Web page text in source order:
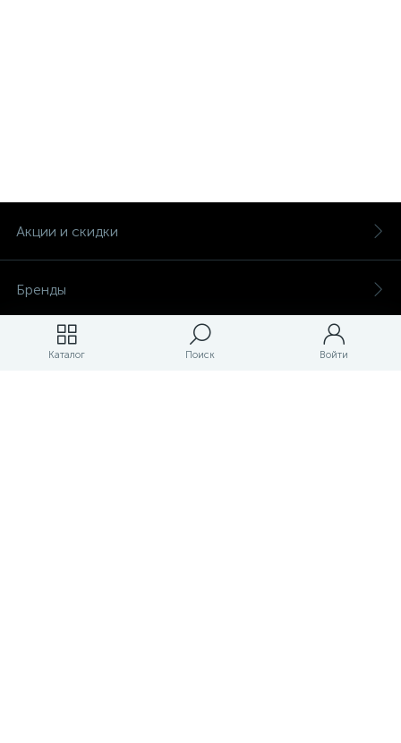
Каталог Поиск Войти
Акции и скидки
Бренды
Магазины